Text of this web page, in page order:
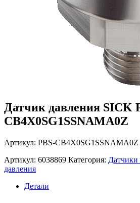
Датчик давления SICK
CB4X0SG1SSNAMA0Z
Артикул: PBS-CB4X0SG1SSNAMA0Z
Артикул: 6038869 Категория: Датчики
давления
Детали